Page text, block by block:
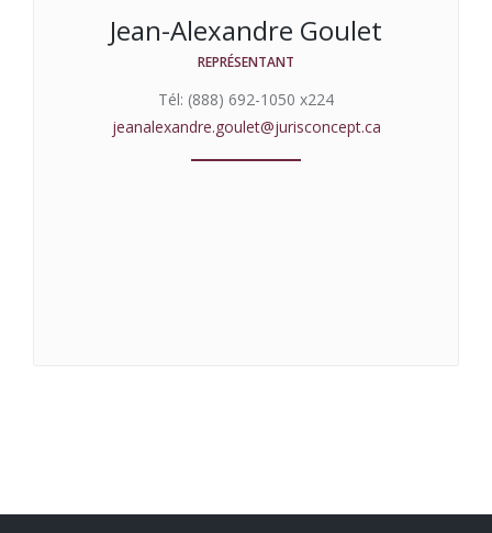
Jean-Alexandre Goulet
REPRÉSENTANT
Tél: (888) 692-1050 x224
jeanalexandre.goulet@jurisconcept.ca